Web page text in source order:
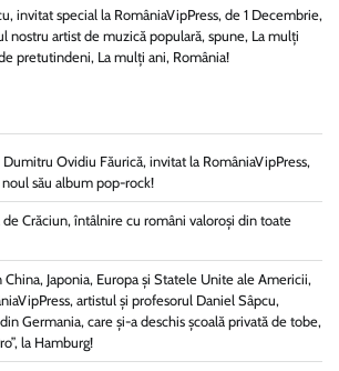
invitat special la RomâniaVipPress, de 1 Decembrie,
nostru artist de muzică populară, spune, La mulți
pretutindeni, La mulți ani, România!
Ovidiu Făurică, invitat la RomâniaVipPress,
său album pop-rock!
de Crăciun, întâlnire cu români valoroși din toate
Japonia, Europa și Statele Unite ale Americii,
artistul și profesorul Daniel Sâpcu,
Germania, care și-a deschis școală privată de tobe,
la Hamburg!